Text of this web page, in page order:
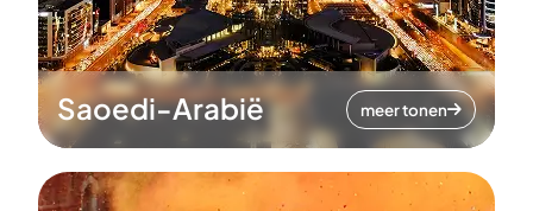
Saoedi-Arabië meer tonen